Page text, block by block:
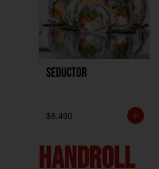
Seductor
$8.490
HANDROLL